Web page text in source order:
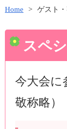
Home > ゲスト
スペ
今大会に
敬称略）